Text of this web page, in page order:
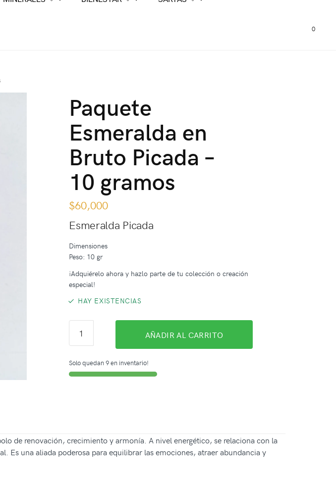
0
Paquete
Esmeralda en
Bruto Picada –
10 gramos
$60,000
Esmeralda Picada
Dimensiones
Peso: 10 gr
¡Adquiérelo ahora y hazlo parte de tu colección o creación
especial!
HAY EXISTENCIAS
AÑADIR AL CARRITO
Solo quedan 9 en inventario!
de renovación, crecimiento y armonía. A nivel energético, se relaciona con la
Es una aliada poderosa para equilibrar las emociones, atraer abundancia y